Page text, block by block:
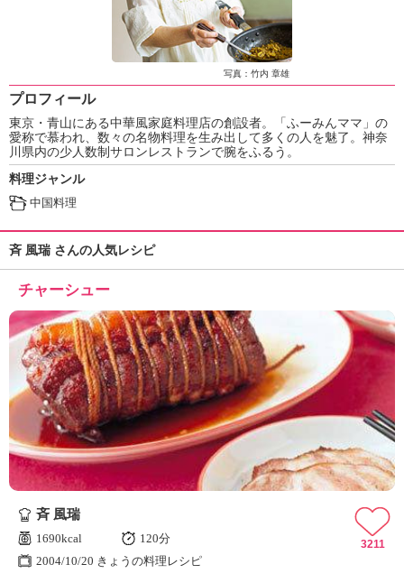
デ
ュ
ケ
ー
シ
ナ
ル
「
の
料
理
」
写真：竹内 章雄
プロフィール
東京・青山にある中華風家庭料理店の創設者。「ふーみんママ」の
愛称で慕われ、数々の名物料理を生み出して多くの人を魅了。神奈
川県内の少人数制サロンレストランで腕をふるう。
料理ジャンル
中国料理
斉 風瑞 さんの人気レシピ
チャーシュー
斉 風瑞
1690kcal
120分
2004/10/20 きょうの料理レシピ
3211